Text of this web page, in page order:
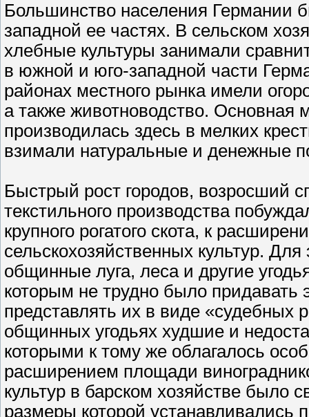
Большинство населения Германии
западной ее частях. В сельском
хлебные культуры занимали
в южной и юго-западной части
районах местного рынка имели
a также животноводство. Основная
производилась здесь в мелких
взимали натуральные и денежные
Быстрый рост городов, возросший
текстильного производства
крупного рогатого скота, к
сельскохозяйственных культур.
общинные луга, леса и другие
которым не трудно было придавать
представлять их в виде «судебных
общинных угодьях худшие и
которыми к тому же облагалось
расширением площади
культур в барском хозяйстве было
размеры которой устанавливались